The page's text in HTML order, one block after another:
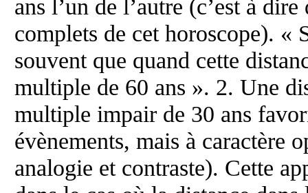
ans l’un de l’autre (c’est à
complets de cet horoscope). «
souvent que quand cette
multiple de 60 ans ». 2. Une
multiple impair de 30 ans
évènements, mais à caractère
analogie et contraste). Cette